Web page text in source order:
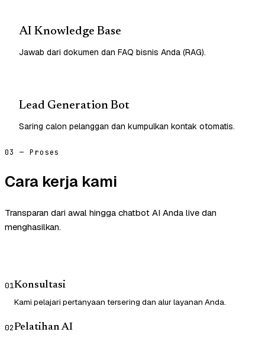
AI Knowledge Base
Jawab dari dokumen dan FAQ bisnis Anda (RAG).
Lead Generation Bot
Saring calon pelanggan dan kumpulkan kontak otomatis.
03 — Proses
Cara kerja kami
Transparan dari awal hingga chatbot AI Anda live dan
menghasilkan.
01Konsultasi
Kami pelajari pertanyaan tersering dan alur layanan Anda.
02Pelatihan AI